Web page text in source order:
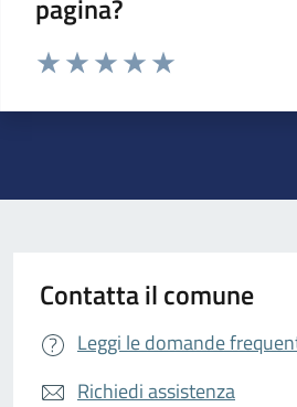
pagina?
Valuta da 1 a 5 stelle la pagina
Contatta il comune
Leggi le domande
Richiedi assistenza